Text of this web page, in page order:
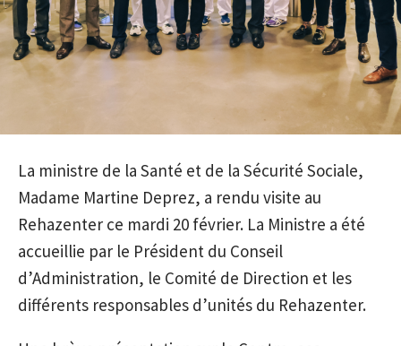
La ministre de la Santé et de la Sécurité Sociale,
Madame Martine Deprez, a rendu visite au
Rehazenter ce mardi 20 février. La Ministre a été
accueillie par le Président du Conseil
d’Administration, le Comité de Direction et les
différents responsables d’unités du Rehazenter.